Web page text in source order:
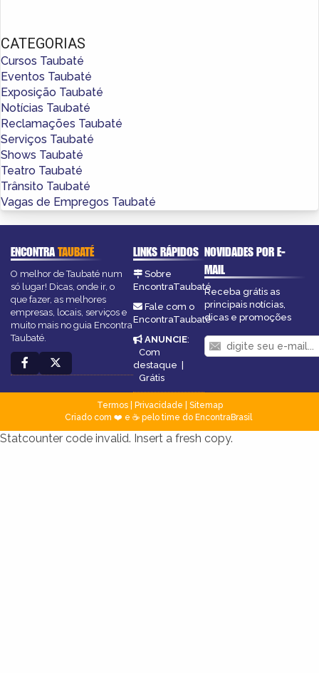
CATEGORIAS
Cursos Taubaté
Eventos Taubaté
Exposição Taubaté
Notícias Taubaté
Reclamações Taubaté
Serviços Taubaté
Shows Taubaté
Teatro Taubaté
Trânsito Taubaté
Vagas de Empregos Taubaté
ENCONTRATAUBATÉ
O melhor de Taubaté num
só lugar! Dicas, onde ir, o
que fazer, as melhores
empresas, locais, serviços e
muito mais no guia Encontra
Taubaté.
LINKS RÁPIDOS
Sobre
EncontraTaubaté
Fale com o
EncontraTaubaté
ANUNCIE:
Com
destaque
Grátis
NOVIDADES POR E-
MAIL
Receba grátis as
principais notícias,
dicas e promoções
Termos| Privacidade
Sitemap
Criado com ❤️ e ☕ pelo time do EncontraBrasil
Statcounter code invalid. Insert a fresh copy.